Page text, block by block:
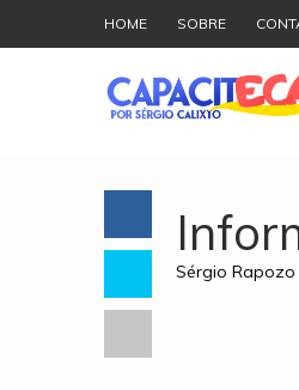
HOME SOBRE
Sérgio Rapozo